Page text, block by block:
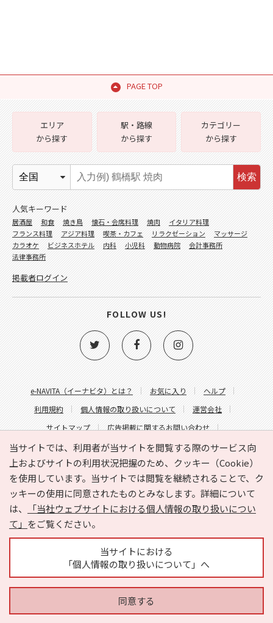
PAGE TOP
当サイトでは、利用者が当サイトを閲覧する際のサービス向
上およびサイトの利用状況把握のため、クッキー（Cookie）
を使用しています。当サイトでは閲覧を継続されることで、ク
ッキーの使用に同意されたものとみなします。詳細について
は、
「当社ウェブサイトにおける個人情報の取り扱いについ
て」 をご覧ください。
当サイトにおける
「個人情報の取り扱いについて」へ
同意する
e-NAVITA（イーナビタ）とは？ お気に入り
ヘルプ
利用規約
個人情報の取り扱いについて
運営会社
サイトマップ
広告掲載に関するお問い合わせ
サイトの内容に関するお問い合わせ
エリア
から探す
駅・路線
から探す
カテゴリー
から探す
検索
人気キーワード
居酒屋 和食 焼き鳥 懐石・会席料理 焼肉
イタリア料理
フランス料理
アジア料理 喫茶・カフェ リラクゼーション
マッサージ
カラオケ
ビジネスホテル 内科 小児科 動物病院
会計事務所
法律事務所
掲載者ログイン
FOLLOW US!
Copyright © HYOJITO.Co.,Ltd. All Rights Reserved.